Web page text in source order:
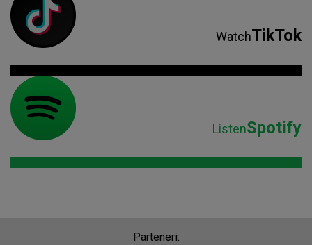
WatchTikTok
ListenSpotify
Parteneri: